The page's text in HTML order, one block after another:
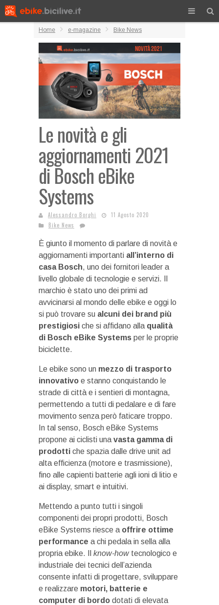
Home e-magazine Bike News
Le novità e gli
aggiornamenti 2021
di Bosch eBike
Systems
Alessandro Borghi
11 Agosto 2020
Bike News
È giunto il momento di parlare di novità e
aggiornamenti importanti all’interno di
casa Bosch, uno dei fornitori leader a
livello globale di tecnologie e servizi. Il
marchio è stato uno dei primi ad
avvicinarsi al mondo delle ebike e oggi lo
si può trovare su alcuni dei brand più
prestigiosi che si affidano alla qualità
di Bosch eBike Systems per le proprie
biciclette.
Le ebike sono un mezzo di trasporto
innovativo e stanno conquistando le
strade di città e i sentieri di montagna,
permettendo a tutti di pedalare e di fare
movimento senza però faticare troppo.
In tal senso, Bosch eBike Systems
propone ai ciclisti una vasta gamma di
prodotti che spazia dalle drive unit ad
alta efficienza (motore e trasmissione),
fino alle capienti batterie agli ioni di litio e
ai display, smart e intuitivi.
Mettendo a punto tutti i singoli
componenti dei propri prodotti, Bosch
eBike Systems riesce a offrire ottime
performance a chi pedala in sella alla
propria ebike. Il know-howtecnologico e
industriale dei tecnici dell’azienda
consente infatti di progettare, sviluppare
e realizzare motori, batterie e
computer di bordo dotati di elevata